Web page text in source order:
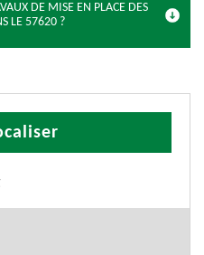
DE MISE EN PLACE DES
LE 57620 ?